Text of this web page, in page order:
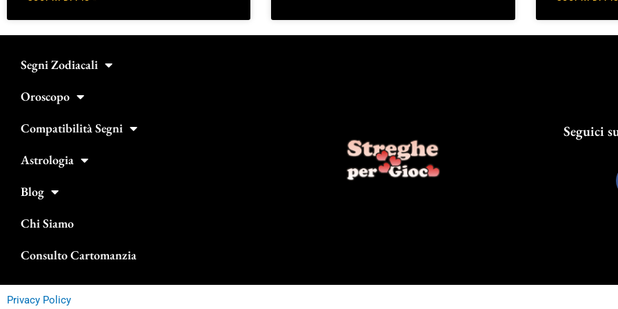
Segni Zodiacali
Oroscopo
Compatibilità Segni
Astrologia
Blog
Chi Siamo
Consulto Cartomanzia
Seguici
Privacy Policy